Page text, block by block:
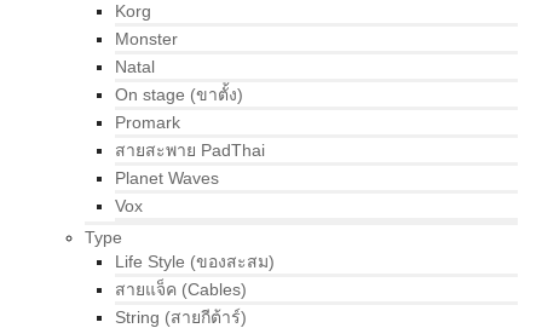
Korg
Monster
Natal
On stage (ขาตั้ง)
Promark
สายสะพาย PadThai
Planet Waves
Vox
Type
Life Style (ของสะสม)
สายแจ็ค (Cables)
String (สายกีต้าร์)